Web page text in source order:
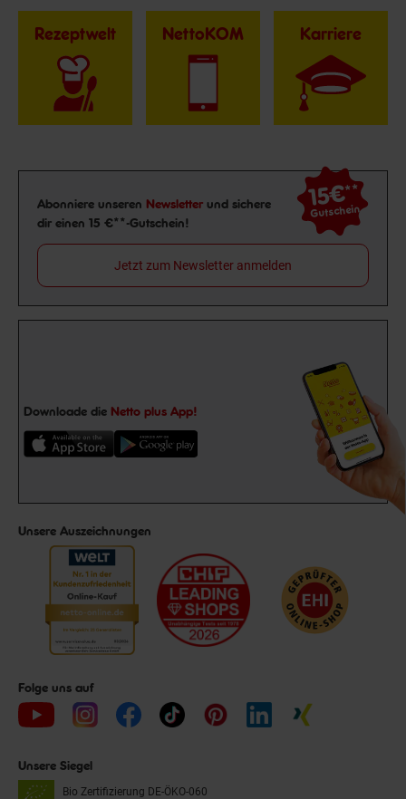
Rezeptwelt NettoKOM Karriere
Newsletter Anmeldung
Abonniere unseren Newsletter und sichere
dir einen 15 €**-Gutschein!
15€**
Gutschein
Jetzt zum Newsletter anmelden
Downloade die Netto plus App!
Unsere Auszeichnungen
Folge uns auf
Unsere Siegel
Bio Zertifizierung DE-ÖKO-060